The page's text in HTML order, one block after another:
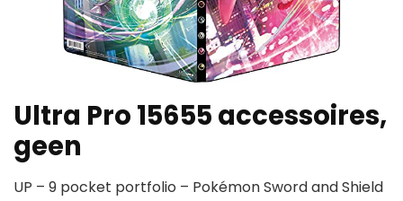
Ultra Pro 15655 accessoires,
geen
UP – 9 pocket portfolio – Pokémon Sword and Shield